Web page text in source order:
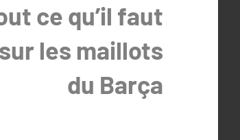
ce qu’il faut
les maillots
du Barça